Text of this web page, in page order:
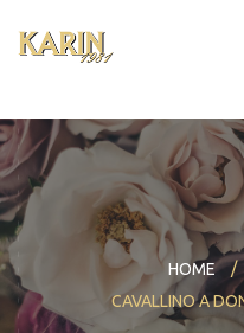
HOME
CAVALLINO A